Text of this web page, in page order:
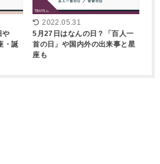
や
・誕
2022.05.31
5月27日はなんの日？「百人一
首の日」や国内外の出来事と星
座も